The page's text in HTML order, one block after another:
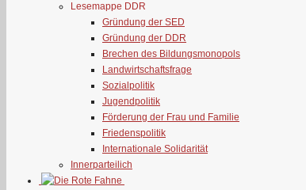
Lesemappe DDR
Gründung der SED
Gründung der DDR
Brechen des Bildungsmonopols
Landwirtschaftsfrage
Sozialpolitik
Jugendpolitik
Förderung der Frau und Familie
Friedenspolitik
Internationale Solidarität
Innerparteilich